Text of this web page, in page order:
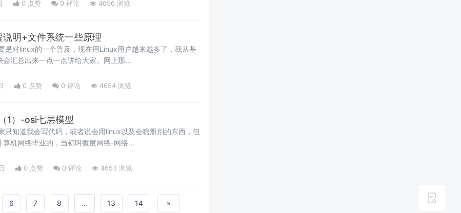
0 点赞 0 评论 4656 浏览
明+文件系统一些原理
汇总出来一点一点讲给大家。网上那...
0 点赞 0 评论 4654 浏览
1）-osi七层模型
只知道我会写代码，或者说会用linux以及会瞎掰别的东西，但
算机网络毕业的，当初叫微度网络-网络...
0 点赞 0 评论 4653 浏览
6 7 8 ... 13 14 »